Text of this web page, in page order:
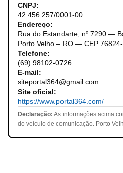
CNPJ:
42.456.257/0001-00
Endereço:
Rua do Estandarte, nº 7290 —
Porto Velho – RO — CEP
Telefone:
(69) 98102-0726
E-mail:
siteportal364@gmail.com
Site oficial:
https://www.portal364.com/
Declaração: As informações acima
do veículo de comunicação. Porto